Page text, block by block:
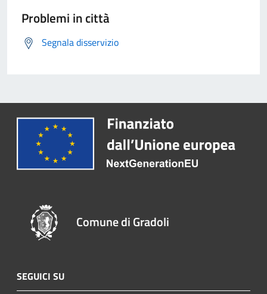
Problemi in città
Segnala disservizio
Comune di Gradoli
SEGUICI SU